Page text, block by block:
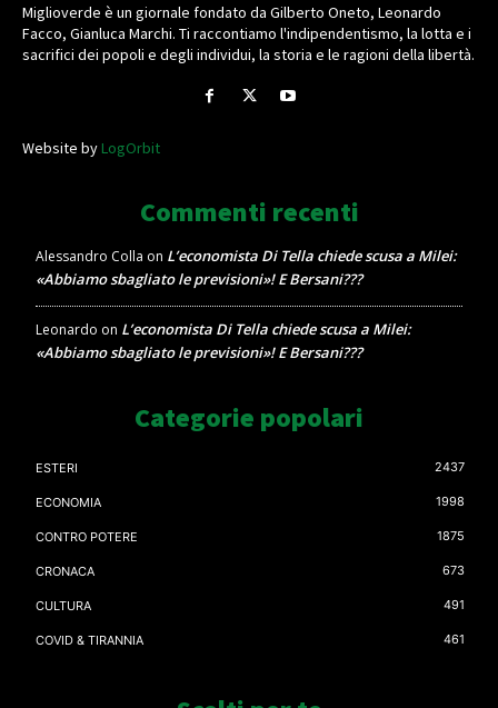
Miglioverde è un giornale fondato da Gilberto Oneto, Leonardo
Facco, Gianluca Marchi. Ti raccontiamo l'indipendentismo, la lotta e i
sacrifici dei popoli e degli individui, la storia e le ragioni della libertà.
Website byLogOrbit
Commenti recenti
Alessandro Colla on L’economista Di Tella chiede scusa a Milei:
«Abbiamo sbagliato le previsioni»! E Bersani???
Leonardo on L’economista Di Tella chiede scusa a Milei:
«Abbiamo sbagliato le previsioni»! E Bersani???
Categorie popolari
ESTERI 2437
ECONOMIA 1998
CONTRO POTERE 1875
CRONACA 673
CULTURA 491
COVID & TIRANNIA 461